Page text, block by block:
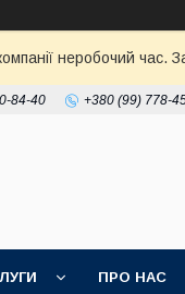
неробочий час.
84-40 +380 (99) 778-
ПРО НАС